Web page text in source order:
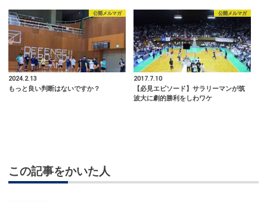
公開メルマガ
2024.2.13
もっと良い判断はないですか？
公開メルマガ
2017.7.10
【必見エピソード】サラリーマンが筑
波大に劇的勝利をしわワケ
この記事をかいた人